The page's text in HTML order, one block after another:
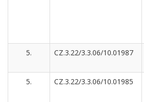
5. CZ.3.22/3.3.06/10.01987
5.
CZ.3.22/3.3.06/10.01985